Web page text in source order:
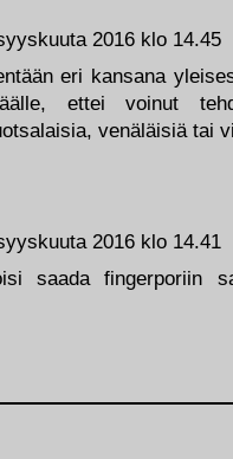
2016 klo 14.41
saada fingerporiin
2016 klo 14.45
eri kansana
ettei voinut
venäläisiä tai